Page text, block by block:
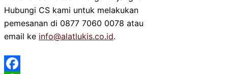
Hubungi CS kami untuk melakukan
pemesanan di 0877 7060 0078 atau
email ke info@alatlukis.co.id.